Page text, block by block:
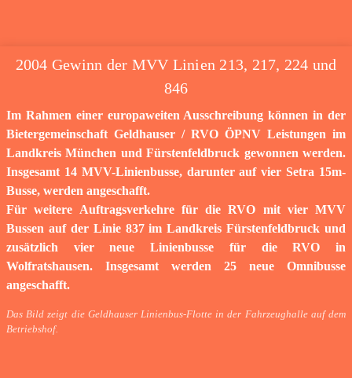
2004 Gewinn der MVV Linien 213, 217, 224 und
846
Im Rahmen einer europaweiten Ausschreibung können in der
Bietergemeinschaft Geldhauser / RVO ÖPNV Leistungen im
Landkreis München und Fürstenfeldbruck gewonnen werden.
Insgesamt 14 MVV-Linienbusse, darunter auf vier Setra 15m-
Busse, werden angeschafft.
Für weitere Auftragsverkehre für die RVO mit vier MVV
Bussen auf der Linie 837 im Landkreis Fürstenfeldbruck und
zusätzlich vier neue Linienbusse für die RVO in
Wolfratshausen. Insgesamt werden 25 neue Omnibusse
angeschafft.
Das Bild zeigt die Geldhauser Linienbus-Flotte in der Fahrzeughalle auf dem
Betriebshof.